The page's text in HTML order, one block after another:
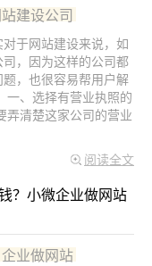
站建设公司
于网站建设来说，如
，因为这样的公司都
，也很容易帮用户解
一、选择有营业执照的
弄清楚这家公司的营业
阅读全文
？小微企业做网站
企业做网站